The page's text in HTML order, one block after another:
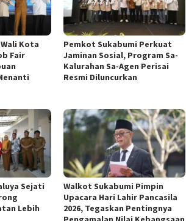
Kota
Fair
Pemkot Sukabumi Perkuat
Jaminan Sosial, Program Sa-
Kalurahan Sa-Agen Perisai
Resmi Diluncurkan
Sejati
Lebih
Walkot Sukabumi Pimpin
Upacara Hari Lahir Pancasila
2026, Tegaskan Pentingnya